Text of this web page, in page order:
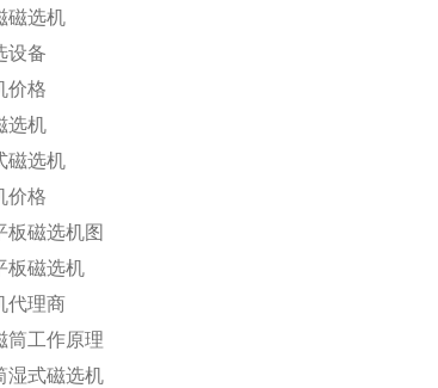
磁选机
设备
价格
选机
磁选机
价格
板磁选机图
板磁选机
代理商
筒工作原理
湿式磁选机